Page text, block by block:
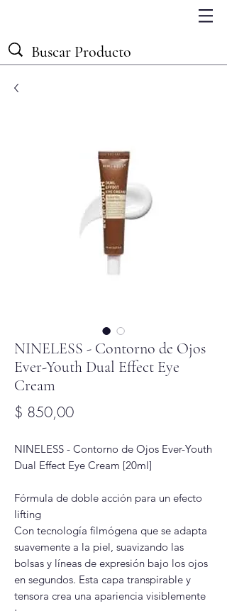
NINELESS - Contorno de Ojos
Ever-Youth Dual Effect Eye
Cream
$ 850,00Precio
NINELESS - Contorno de Ojos Ever-Youth
Dual Effect Eye Cream [20ml]
Fórmula de doble acción para un efecto
lifting
Con tecnología filmógena que se adapta
suavemente a la piel, suavizando las
bolsas y líneas de expresión bajo los ojos
en segundos. Esta capa transpirable y
tensora crea una apariencia visiblemente